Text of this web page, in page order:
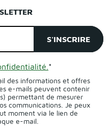
*
des informations et offres
e-mails peuvent contenir
permettant de mesurer
communications. Je peux
moment via le lien de
e-mail.